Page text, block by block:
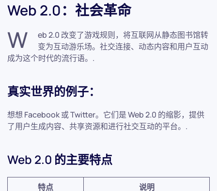
Web 2.0：社会革命
W
eb 2.0 改变了游戏规则，将互联网从静态图书馆转
变为互动游乐场。社交连接、动态内容和用户互动
成为这个时代的流行语。.
真实世界的例子：
想想 Facebook 或 Twitter。它们是 Web 2.0 的缩影，提供
了用户生成内容、共享资源和进行社交互动的平台。.
Web 2.0 的主要特点
特点 说明